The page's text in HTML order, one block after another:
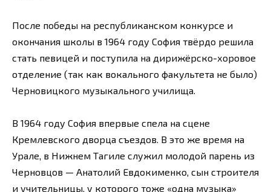
После победы на республиканском конкурсе и
окончания школы в 1964 году София твёрдо решила
стать певицей и поступила на дирижёрско-хоровое
отделение (так как вокального факультета не было)
Черновицкого музыкального училища.
В 1964 году София впервые спела на сцене
Кремлевского дворца съездов. В это же время на
Урале, в Нижнем Тагиле служил молодой парень из
Черновцов — Анатолий Евдокименко, сын строителя
и учительницы, у которого тоже «одна музыка»